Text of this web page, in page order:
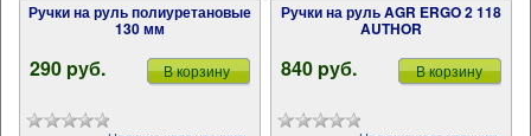
Ручки на руль полиуретановые
130 мм
290 pуб. В корзину
Ручки на руль AGR ERGO 2 118
AUTHOR
840 pуб. В корзину